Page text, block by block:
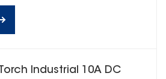
Torch Industrial 10A DC